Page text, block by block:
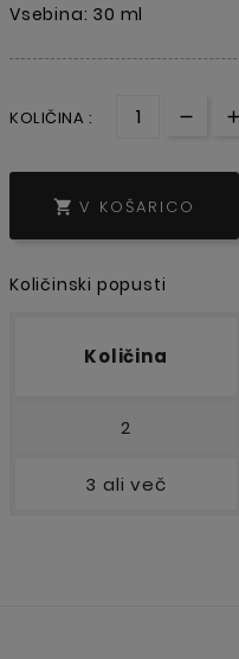
Vsebina: 30 ml
KOLIČINA :
 V KOŠARICO
Količinski popusti
Količina
2
3 ali več